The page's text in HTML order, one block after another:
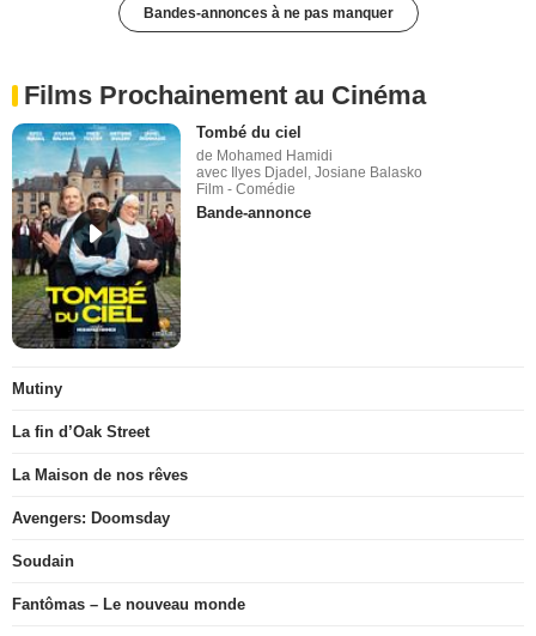
Bandes-annonces à ne pas manquer
Films Prochainement au Cinéma
Tombé du ciel
de Mohamed Hamidi
avec Ilyes Djadel, Josiane Balasko
Film - Comédie
Bande-annonce
Mutiny
La fin d’Oak Street
La Maison de nos rêves
Avengers: Doomsday
Soudain
Fantômas – Le nouveau monde